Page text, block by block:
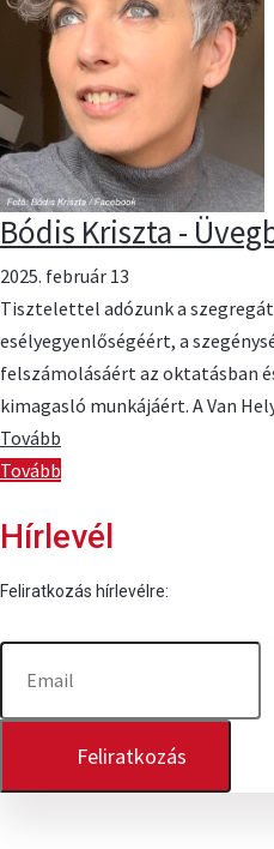
Bódis Kriszta -
2025. február 13
Tisztelettel adózunk a
esélyegyenlőségéért, a
felszámolásáért az oktatásban
kimagasló munkájáért. A Van
Tovább
Tovább
Hírlevél
Feliratkozás hírlevélre:
Feliratkozás